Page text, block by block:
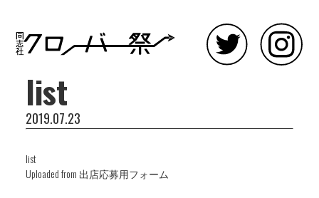
list
2019.07.23
list
Uploaded from 出店応募用フォーム